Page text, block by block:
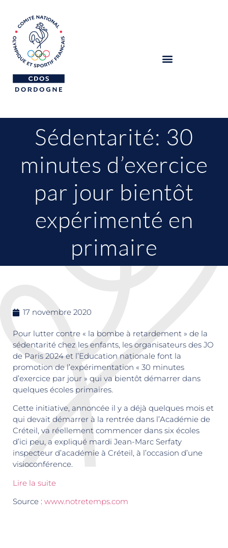
Sédentarité: 30
minutes d’exercice
par jour bientôt
expérimenté en
primaire
17 novembre 2020
Pour lutter contre « la bombe à retardement » de la
sédentarité chez les enfants, les organisateurs des JO
de Paris 2024 et l’Education nationale font la
promotion de l’expérimentation « 30 minutes
d’exercice par jour » qui va bientôt démarrer dans
quelques écoles primaires.
Cette initiative, annoncée il y a déjà quelques mois et
qui devait démarrer à la rentrée dans l’Académie de
Créteil, va réellement commencer dans six écoles
d’ici peu, a expliqué mardi Jean-Marc Serfaty
inspecteur d’académie à Créteil, à l’occasion d’une
visioconférence.
Lire la suite
Source : www.notretemps.com